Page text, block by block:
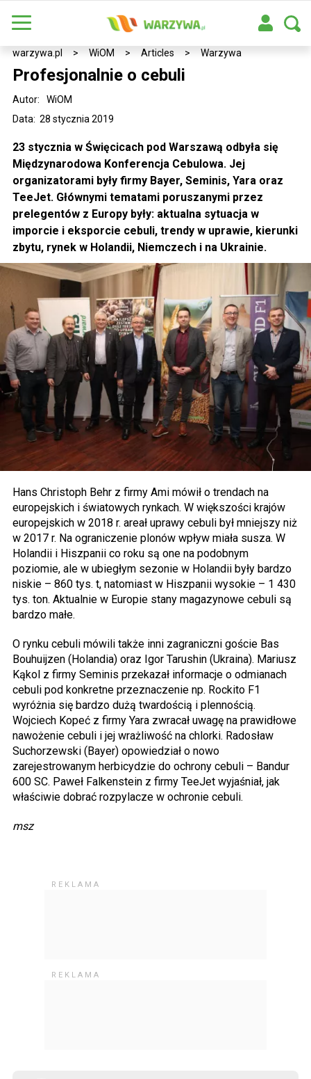
warzywa.pl > WiOM > Articles > Warzywa
Profesjonalnie o cebuli
Data: 28 stycznia 2019
Autor: WiOM
23 stycznia w Święcicach pod Warszawą odbyła się
Międzynarodowa Konferencja Cebulowa. Jej
organizatorami były firmy Bayer, Seminis, Yara oraz
TeeJet. Głównymi tematami poruszanymi przez
prelegentów z Europy były: aktualna sytuacja w
imporcie i eksporcie cebuli, trendy w uprawie, kierunki
zbytu, rynek w Holandii, Niemczech i na Ukrainie.
Hans Christoph Behr z firmy Ami mówił o trendach na
europejskich i światowych rynkach. W większości krajów
europejskich w 2018 r. areał uprawy cebuli był mniejszy niż
w 2017 r. Na ograniczenie plonów wpływ miała susza. W
Holandii i Hiszpanii co roku są one na podobnym
poziomie, ale w ubiegłym sezonie w Holandii były bardzo
niskie – 860 tys. t, natomiast w Hiszpanii wysokie – 1 430
tys. ton. Aktualnie w Europie stany magazynowe cebuli są
bardzo małe.
O rynku cebuli mówili także inni zagraniczni goście Bas
Bouhuijzen (Holandia) oraz Igor Tarushin (Ukraina). Mariusz
Kąkol z firmy Seminis przekazał informacje o odmianach
cebuli pod konkretne przeznaczenie np. Rockito F1
wyróżnia się bardzo dużą twardością i plennością.
Wojciech Kopeć z firmy Yara zwracał uwagę na prawidłowe
nawożenie cebuli i jej wrażliwość na chlorki. Radosław
Suchorzewski (Bayer) opowiedział o nowo
zarejestrowanym herbicydzie do ochrony cebuli – Bandur
600 SC. Paweł Falkenstein z firmy TeeJet wyjaśniał, jak
właściwie dobrać rozpylacze w ochronie cebuli.
msz